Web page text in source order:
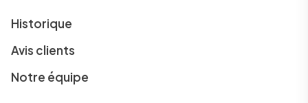
Historique
Avis clients
Notre équipe